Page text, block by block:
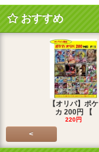
おすすめ
【オリパ】ポケ
カ 200円 【
220円
<